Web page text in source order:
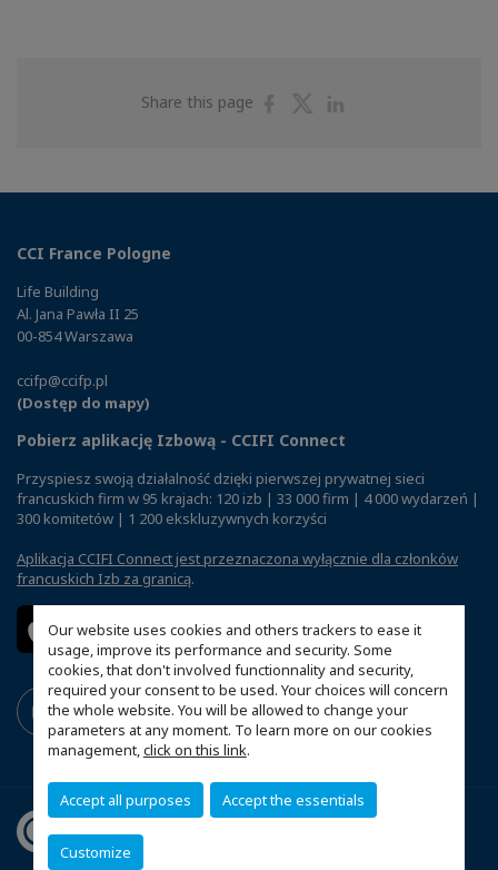
Our website uses cookies and others trackers to ease it
usage, improve its performance and security. Some
cookies, that don't involved functionnality and security,
required your consent to be used. Your choices will concern
the whole website. You will be allowed to change your
parameters at any moment. To learn more on our cookies
management,click on this link.
Accept all purposes Accept the essentials
Customize
Share this page
ShareShare
CCI France Pologne
Life Building
Al. Jana Pawła II 25
00-854 Warszawa
ccifp@ccifp.pl
(Dostęp do mapy)
Pobierz aplikację Izbową - CCIFI Connect
Przyspiesz swoją działalność dzięki pierwszej prywatnej sieci
francuskich firm w 95 krajach: 120 izb | 33 000 firm | 4 000 wydarzeń |
300 komitetów | 1 200 ekskluzywnych korzyści
Aplikacja CCIFI Connect jest przeznaczona wyłącznie dla członków
francuskich Izb za granicą.